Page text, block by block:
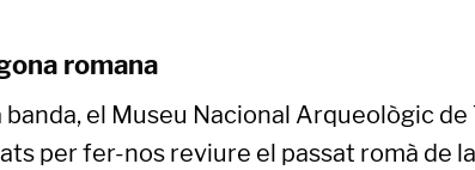
romana
banda, el Museu Nacional Arqueològic
per fer-nos reviure el passat romà de